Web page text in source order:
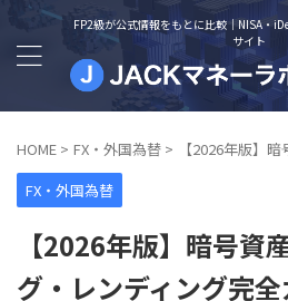
FP2級が公式情報をもとに比較｜NISA・
サイト
HOME > FX・外国為替 >
【2026年版】
FX・外国為替
【2026年版】暗号資
グ・レンディング完